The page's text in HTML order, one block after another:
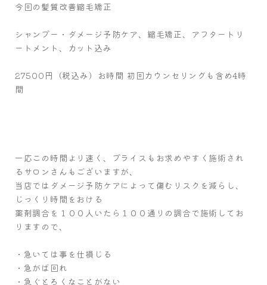
今回の髪質改善縮毛矯正
シャンプー・ダメージ予防ケア、縮毛矯正、アフタートリ
ートメント、カット込み
27500円（税込み）お時間 初回カウンセリングも含め4時
間
一応この時間より速く、プライスもお求めやすく施術され
るサロンさんもございますが、
当店ではダメージ予防ケアによって傷むリスクを減らし、
じっくり時間をおける
薬剤調合を１００人いたら１００通りの調合で施術してお
りますので、
・急いては事を仕損じる
・急がば回れ
・急ぐとろくなことがない